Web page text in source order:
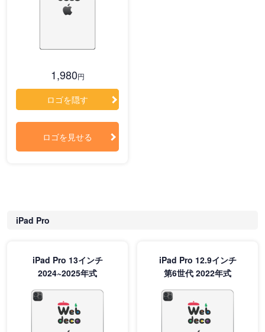
1,980円
ロゴを隠す
ロゴを見せる
iPad Pro
iPad Pro 13インチ
2024~2025年式
iPad Pro 12.9インチ
第6世代 2022年式